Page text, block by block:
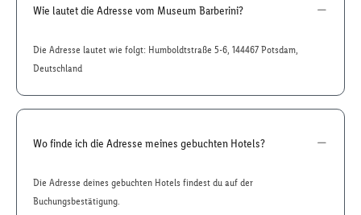
Wie lautet die Adresse vom Museum Barberini?
Die Adresse lautet wie folgt: Humboldtstraße 5-6, 144467 Potsdam,
Deutschland
Wo finde ich die Adresse meines gebuchten Hotels?
Die Adresse deines gebuchten Hotels findest du auf der
Buchungsbestätigung.